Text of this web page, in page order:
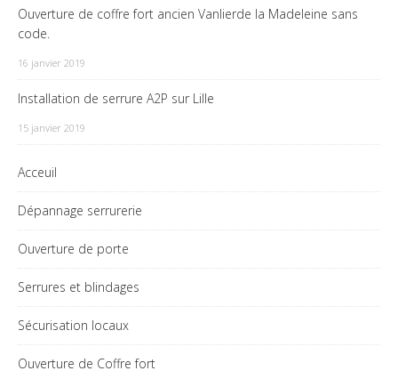
Ouverture de coffre fort ancien Vanlierde la Madeleine sans
code.
16 janvier 2019
Installation de serrure A2P sur Lille
15 janvier 2019
Acceuil
Dépannage serrurerie
Ouverture de porte
Serrures et blindages
Sécurisation locaux
Ouverture de Coffre fort